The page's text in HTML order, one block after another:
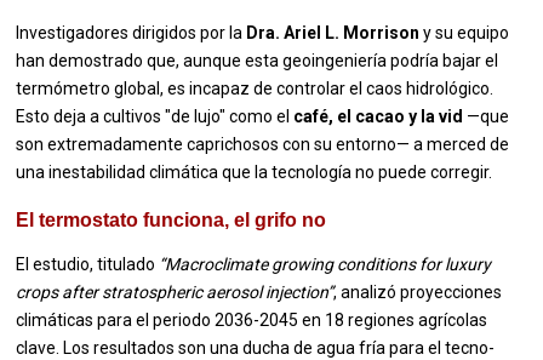
Investigadores dirigidos por la Dra. Ariel L. Morrison y su equipo
han demostrado que, aunque esta geoingeniería podría bajar el
termómetro global, es incapaz de controlar el caos hidrológico.
Esto deja a cultivos "de lujo" como el café, el cacao y la vid —que
son extremadamente caprichosos con su entorno— a merced de
una inestabilidad climática que la tecnología no puede corregir.
El termostato funciona, el grifo no
El estudio, titulado “Macroclimate growing conditions for luxury
crops after stratospheric aerosol injection”, analizó proyecciones
climáticas para el periodo 2036-2045 en 18 regiones agrícolas
clave. Los resultados son una ducha de agua fría para el tecno-